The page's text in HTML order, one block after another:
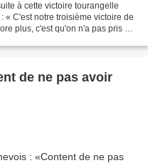
à cette victoire tourangelle
« C'est notre troisième victoire de
plus, c'est qu'on n'a pas pris de
de ne pas avoir